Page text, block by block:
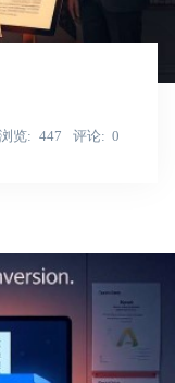
浏览 447 评论 0